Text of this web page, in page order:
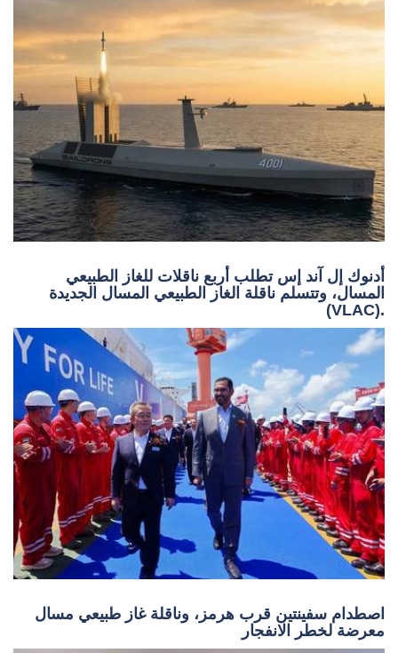
أدنوك إل آند إس تطلب أربع ناقلات للغاز الطبيعي
المسال، وتتسلم ناقلة الغاز الطبيعي المسال الجديدة
(VLAC).
اصطدام سفينتين قرب هرمز، وناقلة غاز طبيعي مسال
معرضة لخطر الانفجار